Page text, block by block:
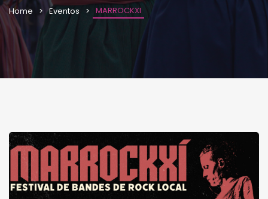
Home Eventos MARROCKXI